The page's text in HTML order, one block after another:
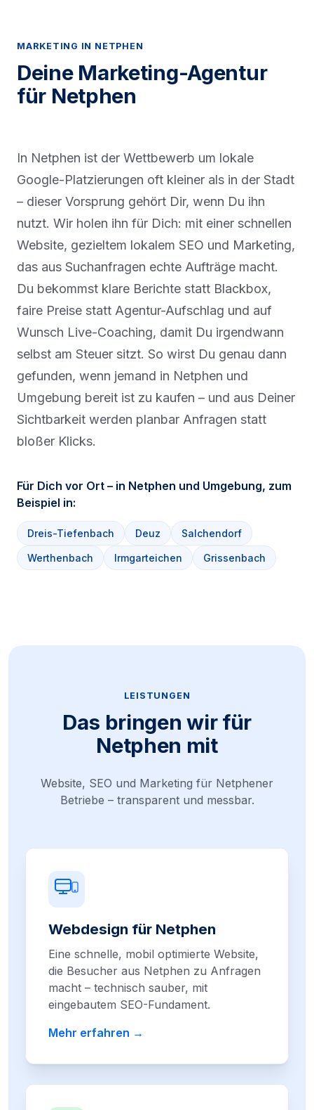
MARKETING IN NETPHEN
Deine Marketing-Agentur
für Netphen
In Netphen ist der Wettbewerb um lokale
Google-Platzierungen oft kleiner als in der Stadt
– dieser Vorsprung gehört Dir, wenn Du ihn
nutzt. Wir holen ihn für Dich: mit einer schnellen
Website, gezieltem lokalem SEO und Marketing,
das aus Suchanfragen echte Aufträge macht.
Du bekommst klare Berichte statt Blackbox,
faire Preise statt Agentur-Aufschlag und auf
Wunsch Live-Coaching, damit Du irgendwann
selbst am Steuer sitzt. So wirst Du genau dann
gefunden, wenn jemand in Netphen und
Umgebung bereit ist zu kaufen – und aus Deiner
Sichtbarkeit werden planbar Anfragen statt
bloßer Klicks.
Für Dich vor Ort – in Netphen und Umgebung, zum
Beispiel in:
Dreis-Tiefenbach Deuz Salchendorf
Werthenbach Irmgarteichen Grissenbach
LEISTUNGEN
Das bringen wir für
Netphen mit
Website, SEO und Marketing für Netphener
Betriebe – transparent und messbar.
Webdesign für Netphen
Eine schnelle, mobil optimierte Website,
die Besucher aus Netphen zu Anfragen
macht – technisch sauber, mit
eingebautem SEO-Fundament.
Mehr erfahren →